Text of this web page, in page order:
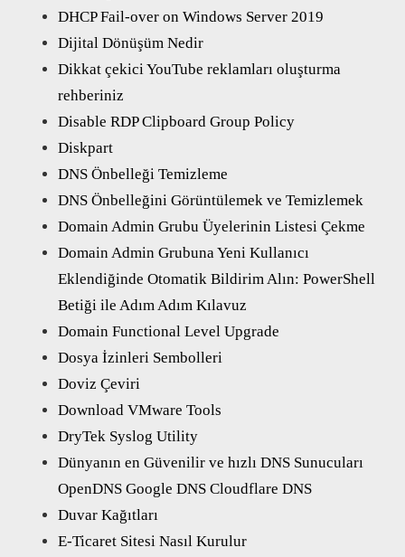
DHCP Fail-over on Windows Server 2019
Dijital Dönüşüm Nedir
Dikkat çekici YouTube reklamları oluşturma
rehberiniz
Disable RDP Clipboard Group Policy
Diskpart
DNS Önbelleği Temizleme
DNS Önbelleğini Görüntülemek ve Temizlemek
Domain Admin Grubu Üyelerinin Listesi Çekme
Domain Admin Grubuna Yeni Kullanıcı
Eklendiğinde Otomatik Bildirim Alın: PowerShell
Betiği ile Adım Adım Kılavuz
Domain Functional Level Upgrade
Dosya İzinleri Sembolleri
Doviz Çeviri
Download VMware Tools
DryTek Syslog Utility
Dünyanın en Güvenilir ve hızlı DNS Sunucuları
OpenDNS Google DNS Cloudflare DNS
Duvar Kağıtları
E-Ticaret Sitesi Nasıl Kurulur